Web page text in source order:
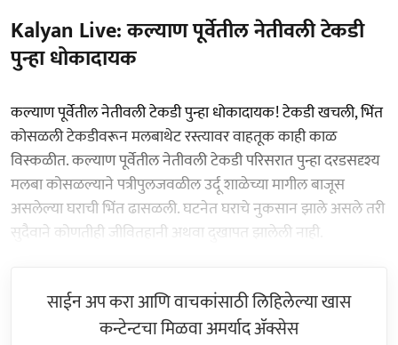
Kalyan Live: कल्याण पूर्वेतील नेतीवली टेकडी
पुन्हा धोकादायक
कल्याण पूर्वेतील नेतीवली टेकडी पुन्हा धोकादायक! टेकडी खचली, भिंत
कोसळली टेकडीवरून मलबाथेट रस्त्यावर वाहतूक काही काळ
विस्कळीत. कल्याण पूर्वेतील नेतीवली टेकडी परिसरात पुन्हा दरडसदृश्य
मलबा कोसळल्याने पत्रीपुलजवळील उर्दू शाळेच्या मागील बाजूस
असलेल्या घराची भिंत ढासळली. घटनेत घराचे नुकसान झाले असले तरी
सुदैवाने कोणतीही जीवितहानी अथवा दुखापत झालेली नाही.
साईन अप करा आणि वाचकांसाठी लिहिलेल्या खास
कन्टेन्टचा मिळवा अमर्याद ॲक्सेस